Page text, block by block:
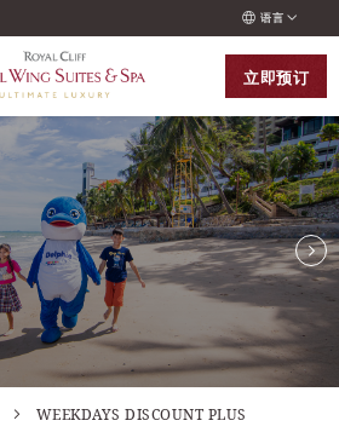
语言
ENGLISH
РУССКИЙ
한국인
中国人
立即预订
WEEKDAYS DISCOUNT PLUS